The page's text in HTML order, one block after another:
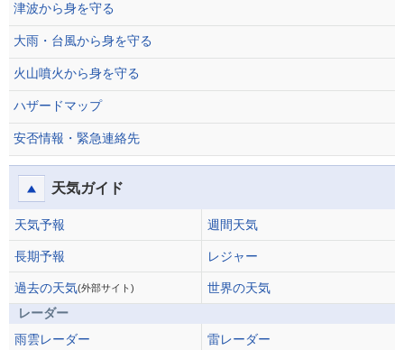
津波から身を守る
大雨・台風から身を守る
火山噴火から身を守る
ハザードマップ
安否情報・緊急連絡先
天気ガイド
天気予報 週間天気
長期予報 レジャー
過去の天気(外部サイト)
世界の天気
レーダー
雨雲レーダー
雷レーダー